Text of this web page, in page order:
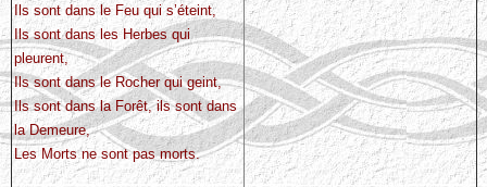
Ils sont dans le Feu qui s’éteint,
Ils sont dans les Herbes qui
pleurent,
Ils sont dans le Rocher qui geint,
Ils sont dans la Forêt, ils sont dans
la Demeure,
Les Morts ne sont pas morts.